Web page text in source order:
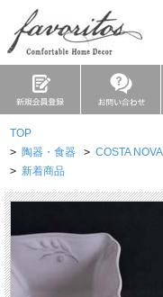
TOP
> 陶器・食器 > COSTA NOVA
> 新着商品